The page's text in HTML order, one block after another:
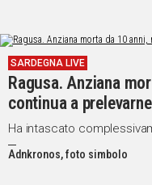
SARDEGNA LIVE
Ragusa. Anziana
continua a
Ha intascato
Adnkronos, foto simbolo